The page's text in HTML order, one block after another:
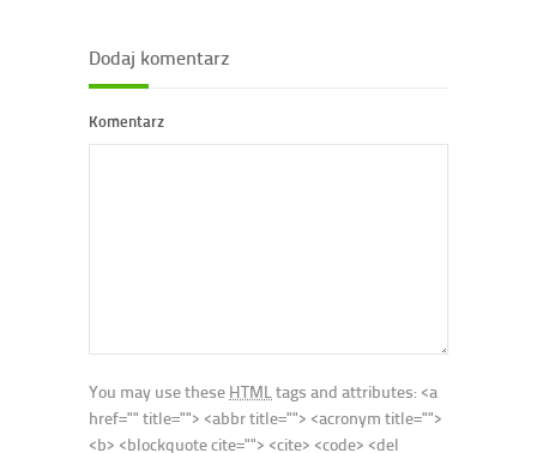
Dodaj komentarz
Komentarz
You may use these HTML tags and attributes: <a
href="" title=""> <abbr title=""> <acronym title="">
<b> <blockquote cite=""> <cite> <code> <del